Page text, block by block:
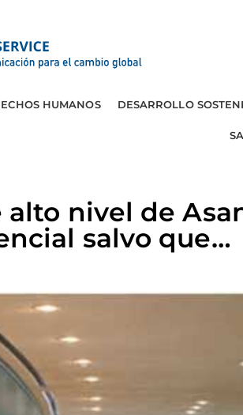
HUMANOS DESARROLLO
alto nivel de
salvo que…